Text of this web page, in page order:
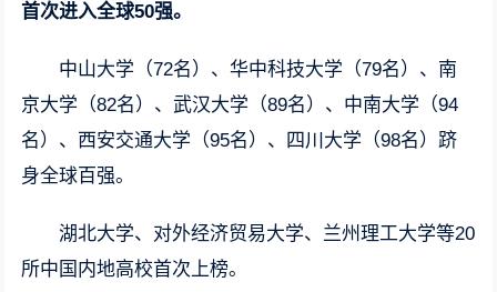
首次进入全球50强。
中山大学（72名）、华中科技大学（79名）、南
京大学（82名）、武汉大学（89名）、中南大学（94
名）、西安交通大学（95名）、四川大学（98名）跻
身全球百强。
湖北大学、对外经济贸易大学、兰州理工大学等20
所中国内地高校首次上榜。